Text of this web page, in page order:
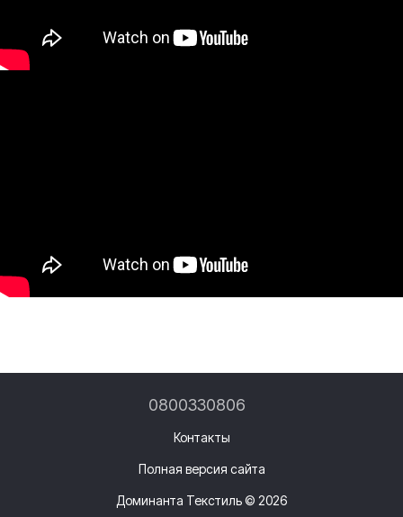
0800330806
Контакты
Полная версия сайта
Доминанта Текстиль © 2026